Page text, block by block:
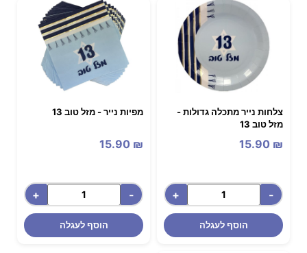
צלחות נייר מתכלה גדולות -
מזל טוב 13
15.90 ₪
-
+
הוסף לעגלה
מפיות נייר - מזל טוב 13
15.90 ₪
-
+
הוסף לעגלה